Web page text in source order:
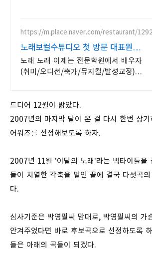
https://m.place.naver.com/restaurant/
노래보컬수튜디오 첫 방문 대표원장
무료레슨
노래 노래 이제는 전문학원에서 배우자
(취미/오디션/축가/뮤지컬/발성교정)
드디어 12월이 밝았다.
2007년의 마지막 달이 온 걸 다시 한번 상기
어워즈를 선정해보도록 하자.
2007년 11월 '이달의 노래'라는 빅타이틀을
들이 치열한 각축을 벌인 끝에 결국 다섯곡
다.
심사기준은 박영필씨 맘대로, 박영필씨의 가
안겨주었다면 바로 후보곡으로 선정하도록
들은 아래의 곡들이 되겠다.